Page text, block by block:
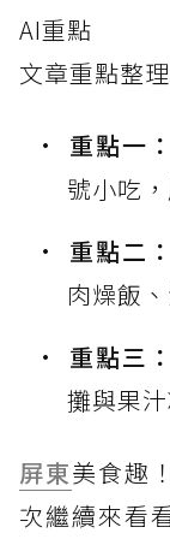
AI重點
文章重點整理
重點一：
號小吃
重點二
肉燥飯
重點三：
攤與果
屏東美食趣
次繼續來看